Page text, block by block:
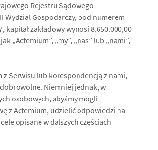
Rejestru Sądowego
Wydział Gospodarczy, pod numerem
zakładowy wynosi 8.650.000,00
„Actemium”, „my”, „nas” lub „nami”,
z Serwisu lub korespondencją z nami,
Niemniej jednak, w
osobowych, abyśmy mogli
z Actemium, udzielić odpowiedzi na
opisane w dalszych częściach